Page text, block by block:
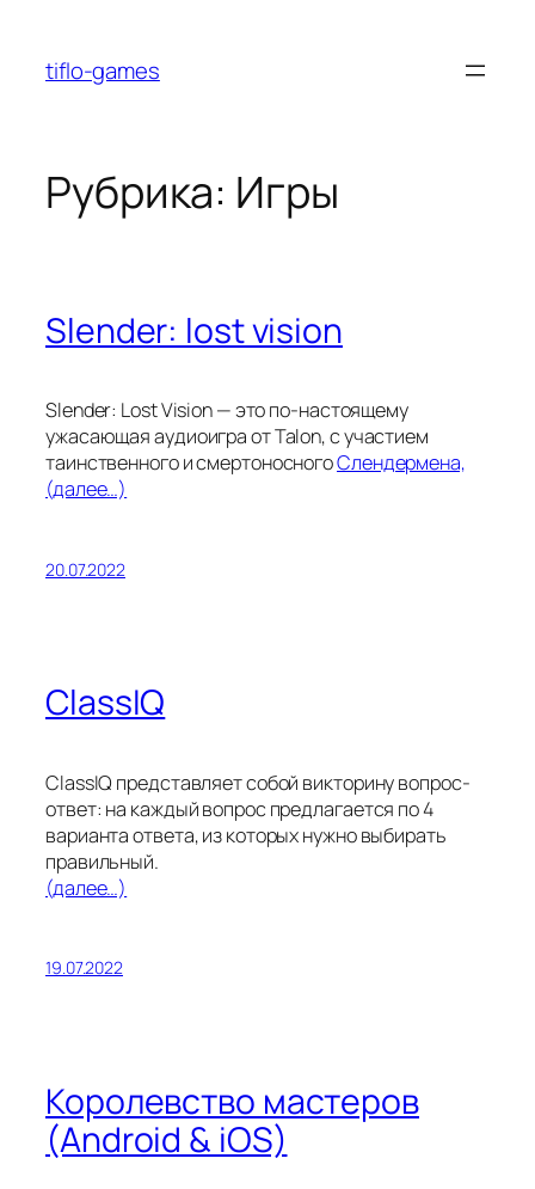
содержимому
tiflo-games
Рубрика: Игры
Slender: lost vision
Slender: Lost Vision — это по-настоящему
ужасающая аудиоигра от Talon, с участием
таинственного и смертоносногоСлендермена,
(далее…)
20.07.2022
ClassIQ
ClassIQ представляет собой викторину вопрос-
ответ: на каждый вопрос предлагается по 4
варианта ответа, из которых нужно выбирать
правильный.
(далее…)
19.07.2022
Королевство мастеров
(Android & iOS)